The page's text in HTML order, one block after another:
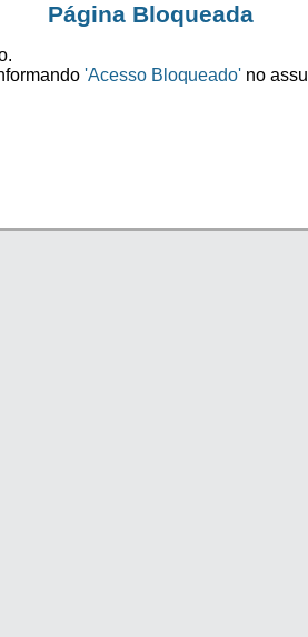
Página Bloqueada
'Acesso Bloqueado' no